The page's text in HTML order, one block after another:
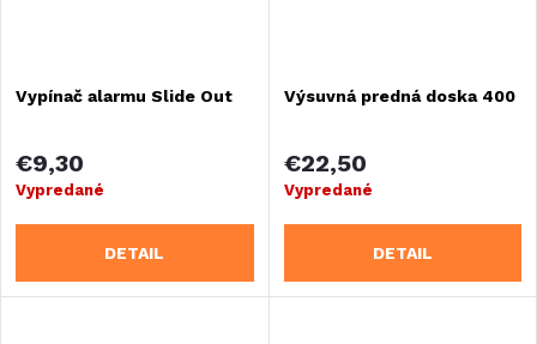
Vypínač alarmu Slide Out
€9,30
Vypredané
DETAIL
Výsuvná predná doska 400
€22,50
Vypredané
DETAIL